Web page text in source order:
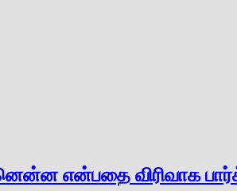
என்பதை விரிவாக